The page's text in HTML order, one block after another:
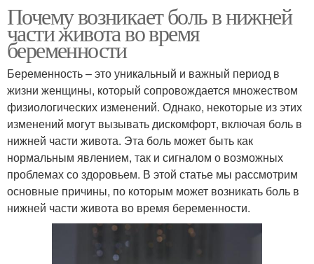
Почему возникает боль в нижней
части живота во время
беременности
Беременность – это уникальный и важный период в
жизни женщины, который сопровождается множеством
физиологических изменений. Однако, некоторые из этих
изменений могут вызывать дискомфорт, включая боль в
нижней части живота. Эта боль может быть как
нормальным явлением, так и сигналом о возможных
проблемах со здоровьем. В этой статье мы рассмотрим
основные причины, по которым может возникать боль в
нижней части живота во время беременности.